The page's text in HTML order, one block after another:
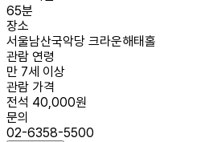
65분
장소
서울남산국악당 크라운해태홀
관람 연령
만 7세 이상
관람 가격
전석 40,000원
문의
02-6358-5500